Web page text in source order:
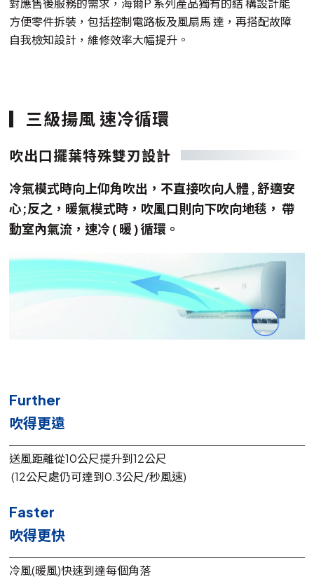
方便零件拆裝，包括控制電路板及風扇馬 達，再搭配故障
自我檢知設計，維修效率大幅提升。
三級揚風 速冷循環
吹出口擺葉特殊雙刃設計
冷氣模式時向上仰角吹出，不直接吹向人體 , 舒適安
心;反之，暖氣模式時，吹風口則向下吹向地毯， 帶
動室內氣流，速冷 ( 暖 ) 循環。
Further
吹得更遠
送風距離從10公尺提升到12公尺
(12公尺處仍可達到0.3公尺/秒風速)
Faster
吹得更快
冷風(暖風)快速到達每個角落